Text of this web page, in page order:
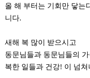
올 해 부터는 기회만 닿는
니다.
새해 복 많이 받으시고
동문님들과 동문님들의
복한 일들과 건강! 이 넘